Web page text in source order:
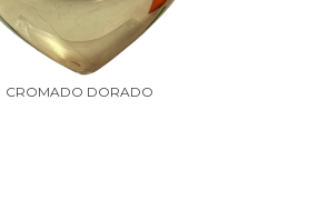
CROMADO DORADO